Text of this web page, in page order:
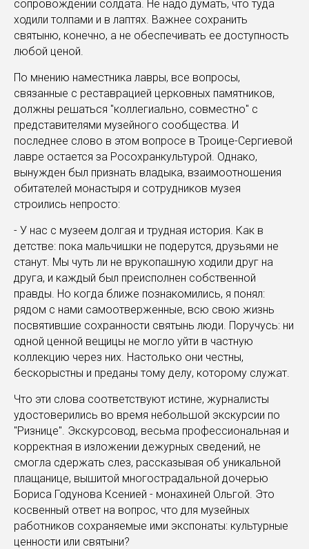
сопровождении солдата. Не надо думать, что туда
ходили толпами и в лаптях. Важнее сохранить
святыню, конечно, а не обеспечивать ее доступность
любой ценой.
По мнению наместника лавры, все вопросы,
связанные с реставрацией церковных памятников,
должны решаться "коллегиально, совместно" с
представителями музейного сообщества. И
последнее слово в этом вопросе в Троице-Сергиевой
лавре остается за Росохранкультурой. Однако,
вынужден был признать владыка, взаимоотношения
обитателей монастыря и сотрудников музея
строились непросто:
- У нас с музеем долгая и трудная история. Как в
детстве: пока мальчишки не подерутся, друзьями не
станут. Мы чуть ли не врукопашную ходили друг на
друга, и каждый был преисполнен собственной
правды. Но когда ближе познакомились, я понял:
рядом с нами самоотверженные, всю свою жизнь
посвятившие сохранности святынь люди. Поручусь: ни
одной ценной вещицы не могло уйти в частную
коллекцию через них. Настолько они честны,
бескорыстны и преданы тому делу, которому служат.
Что эти слова соответствуют истине, журналисты
удостоверились во время небольшой экскурсии по
"Ризнице". Экскурсовод, весьма профессиональная и
корректная в изложении дежурных сведений, не
смогла сдержать слез, рассказывая об уникальной
плащанице, вышитой многострадальной дочерью
Бориса Годунова Ксенией - монахиней Ольгой. Это
косвенный ответ на вопрос, что для музейных
работников сохраняемые ими экспонаты: культурные
ценности или святыни?